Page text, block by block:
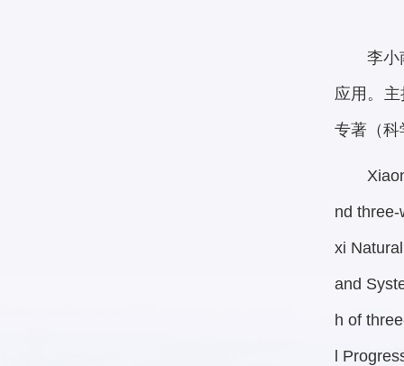
李小
应用。
专著（科
nd
xi
and
h of
l